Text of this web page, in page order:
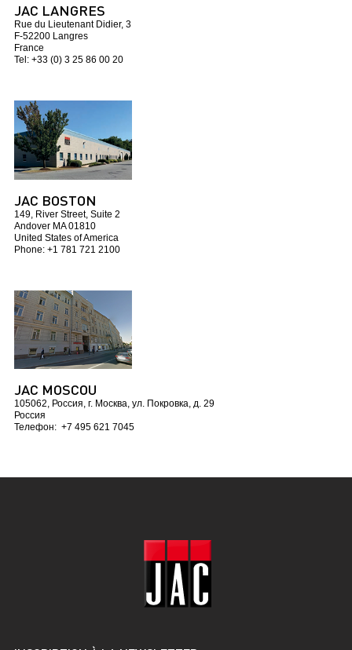
JAC LANGRES
Rue du Lieutenant Didier, 3
F-52200 Langres
France
Tel: +33 (0) 3 25 86 00 20
JAC BOSTON
149, River Street, Suite 2
Andover MA 01810
United States of America
Phone: +1 781 721 2100
JAC MOSCOU
105062, Россия, г. Москва, ул. Покровка, д. 29
Россия
Телефон: +7 495 621 7045